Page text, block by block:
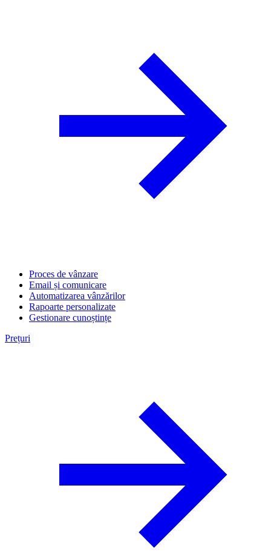
Proces de vânzare
Email și comunicare
Automatizarea vânzărilor
Rapoarte personalizate
Gestionare cunoștințe
Prețuri